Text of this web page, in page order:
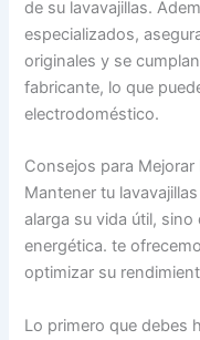
de su lavavajillas.
especializados,
originales y se
fabricante, lo que
electrodoméstico.
Consejos para Mejorar
Mantener tu
alarga su vida útil,
energética. te
optimizar su
Lo primero que debes